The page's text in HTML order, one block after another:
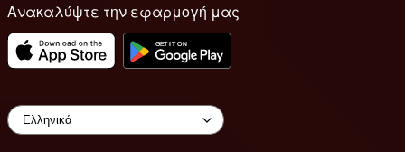
Ανακαλύψτε την εφαρμογή μας